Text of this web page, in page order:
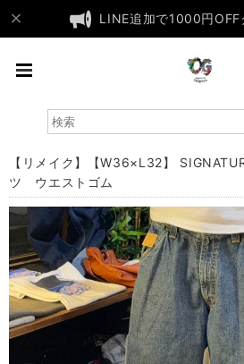
LINE追加で1000円OFF
【リメイク】【W36×L32】
ツ ウエストゴム